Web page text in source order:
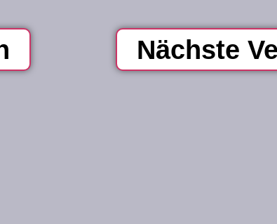
Nächste